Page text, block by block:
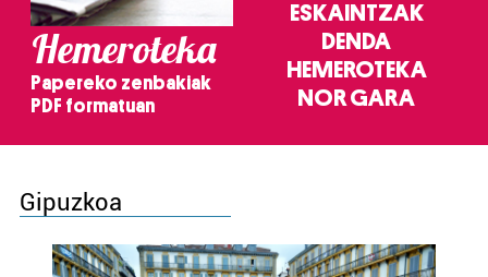
Hemeroteka
Papereko zenbakiak
PDF formatuan
ESKAINTZAK
DENDA
HEMEROTEKA
NOR GARA
Gipuzkoa